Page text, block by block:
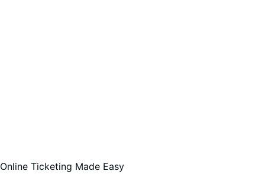
Online Ticketing Made Easy